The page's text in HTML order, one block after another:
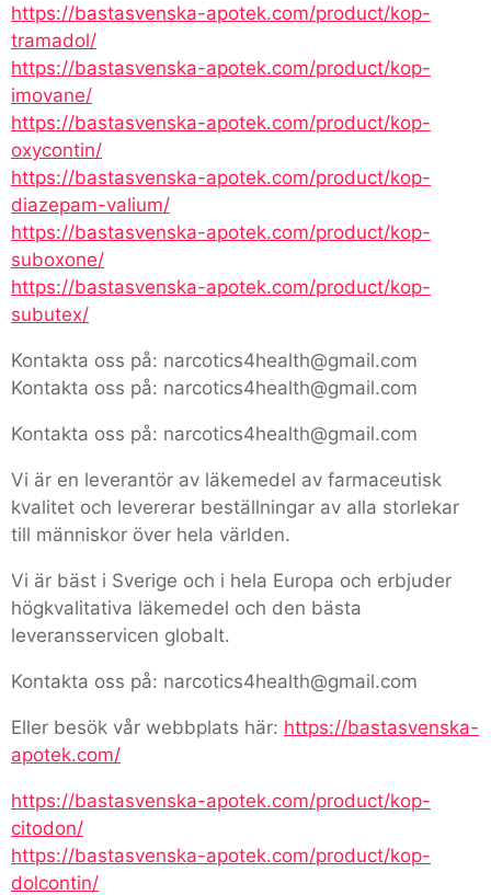
https://bastasvenska-apotek.com/product/kop-
tramadol/
https://bastasvenska-apotek.com/product/kop-
imovane/
https://bastasvenska-apotek.com/product/kop-
oxycontin/
https://bastasvenska-apotek.com/product/kop-
diazepam-valium/
https://bastasvenska-apotek.com/product/kop-
suboxone/
https://bastasvenska-apotek.com/product/kop-
subutex/
Kontakta oss på: narcotics4health@gmail.com
Kontakta oss på: narcotics4health@gmail.com
Kontakta oss på: narcotics4health@gmail.com
Vi är en leverantör av läkemedel av farmaceutisk
kvalitet och levererar beställningar av alla storlekar
till människor över hela världen.
Vi är bäst i Sverige och i hela Europa och erbjuder
högkvalitativa läkemedel och den bästa
leveransservicen globalt.
Kontakta oss på: narcotics4health@gmail.com
Eller besök vår webbplats här: https://bastasvenska-
apotek.com/
https://bastasvenska-apotek.com/product/kop-
citodon/
https://bastasvenska-apotek.com/product/kop-
dolcontin/